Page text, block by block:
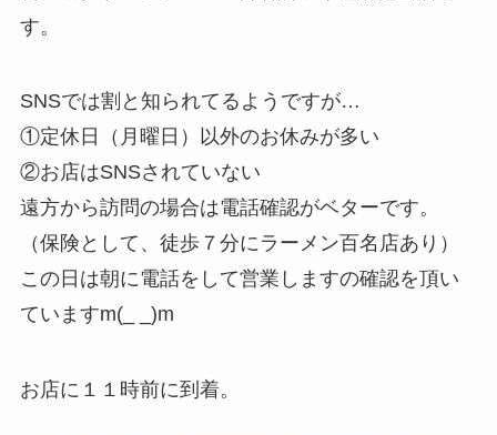
す。
SNSでは割と知られてるようですが…
①定休日（月曜日）以外のお休みが多い
②お店はSNSされていない
遠方から訪問の場合は電話確認がベターです。
（保険として、徒歩７分にラーメン百名店あり）
この日は朝に電話をして営業しますの確認を頂い
ていますm(_ _)m
お店に１１時前に到着。